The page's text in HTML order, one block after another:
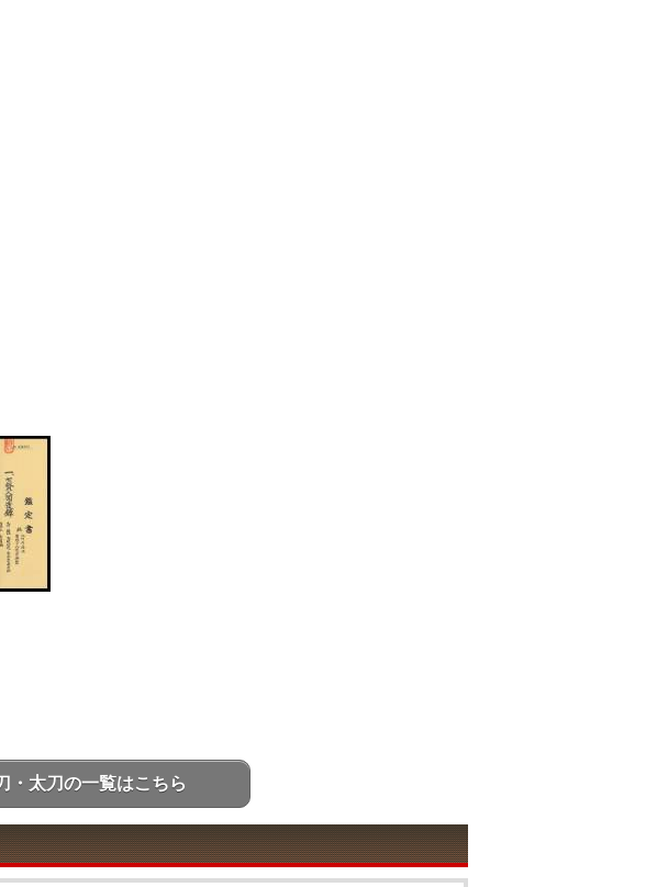
・太刀の一覧はこちら